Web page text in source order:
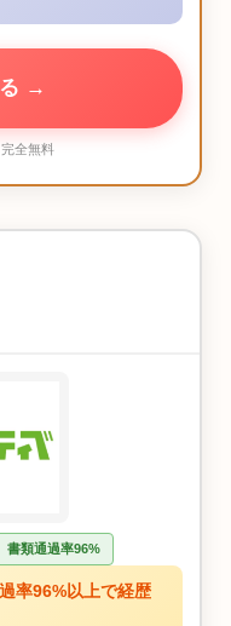
→
全無料
書類通過率96%
率96%以上で経歴